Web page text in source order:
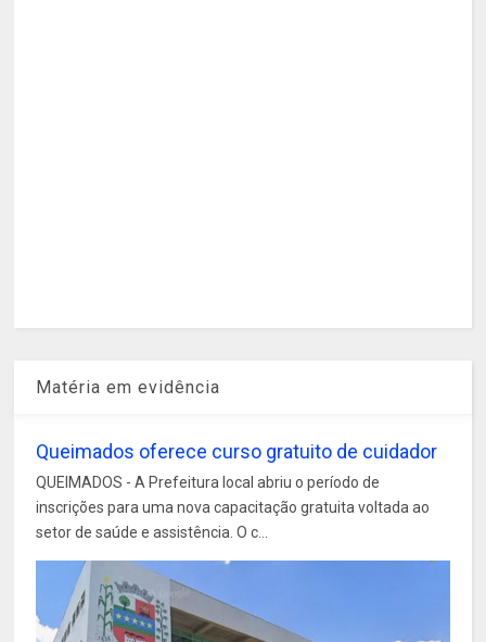
Matéria em evidência
Queimados oferece curso gratuito de cuidador
QUEIMADOS - A Prefeitura local abriu o período de
inscrições para uma nova capacitação gratuita voltada ao
setor de saúde e assistência. O c...